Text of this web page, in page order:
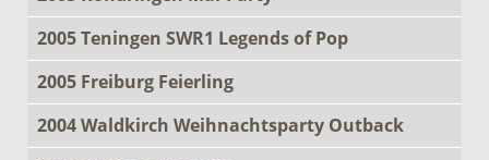
2005 Teningen SWR1 Legends of Pop
2005 Freiburg Feierling
2004 Waldkirch Weihnachtsparty Outback